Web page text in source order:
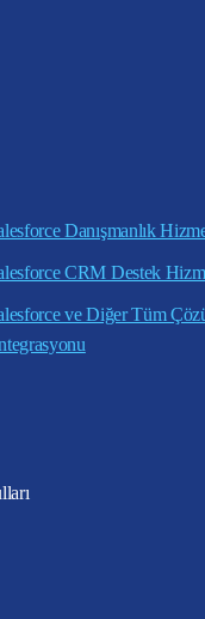
Danışmanlık
CRM Destek
ve Diğer Tüm